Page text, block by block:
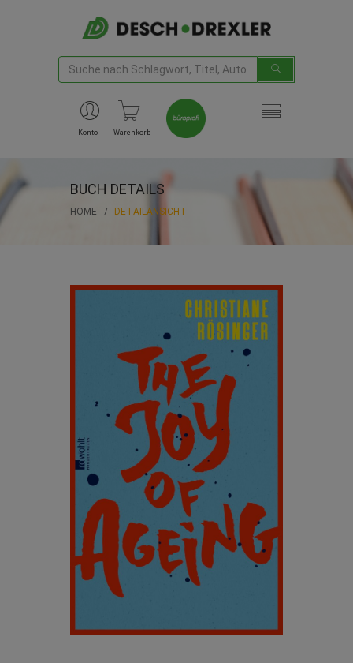
Konto Warenkorb
BUCH DETAILS
HOME DETAILANSICHT